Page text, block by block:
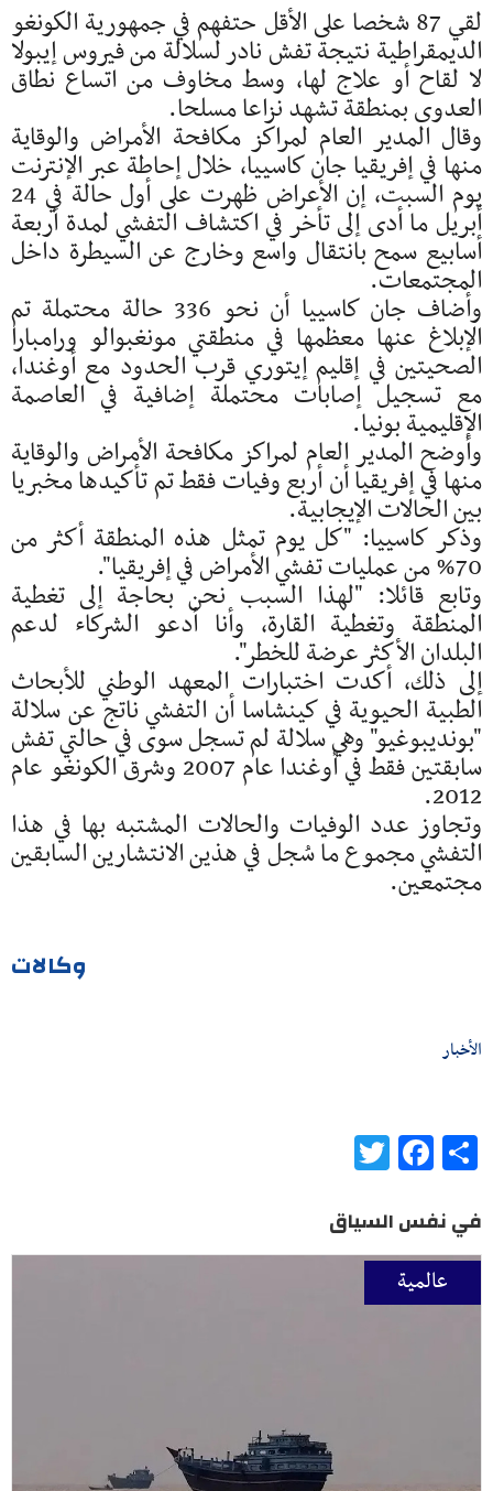
لقي 87 شخصا على الأقل حتفهم في جمهورية الكونغو
الديمقراطية نتيجة تفش نادر لسلالة من فيروس إيبولا
لا لقاح أو علاج لها، وسط مخاوف من اتساع نطاق
العدوى بمنطقة تشهد نزاعا مسلحا.
وقال المدير العام لمراكز مكافحة الأمراض والوقاية
منها في إفريقيا جان كاسييا، خلال إحاطة عبر الإنترنت
يوم السبت، إن الأعراض ظهرت على أول حالة في 24
أبريل ما أدى إلى تأخر في اكتشاف التفشي لمدة أربعة
أسابيع سمح بانتقال واسع وخارج عن السيطرة داخل
المجتمعات.
وأضاف جان كاسييا أن نحو 336 حالة محتملة تم
الإبلاغ عنها معظمها في منطقتي مونغبوالو ورامبارا
الصحيتين في إقليم إيتوري قرب الحدود مع أوغندا،
مع تسجيل إصابات محتملة إضافية في العاصمة
الإقليمية بونيا.
وأوضح المدير العام لمراكز مكافحة الأمراض والوقاية
منها في إفريقيا أن أربع وفيات فقط تم تأكيدها مخبريا
بين الحالات الإيجابية.
وذكر كاسييا: "كل يوم تمثل هذه المنطقة أكثر من
70% من عمليات تفشي الأمراض في إفريقيا".
وتابع قائلا: "لهذا السبب نحن بحاجة إلى تغطية
المنطقة وتغطية القارة، وأنا أدعو الشركاء لدعم
البلدان الأكثر عرضة للخطر".
إلى ذلك، أكدت اختبارات المعهد الوطني للأبحاث
الطبية الحيوية في كينشاسا أن التفشي ناتج عن سلالة
"بونديبوغيو" وهي سلالة لم تسجل سوى في حالتي تفش
سابقتين فقط في أوغندا عام 2007 وشرق الكونغو عام
2012.
وتجاوز عدد الوفيات والحالات المشتبه بها في هذا
التفشي مجموع ما سُجل في هذين الانتشارين السابقين
مجتمعين.
وكالات
الأخبار
Share
Facebook
في نفس السياق
عالمية